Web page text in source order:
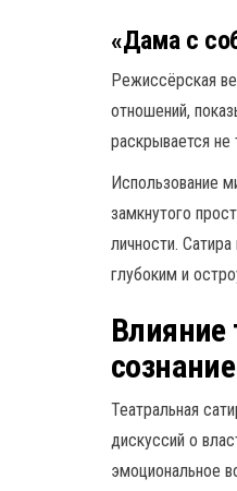
«Дама с
Режиссёрская
отношений,
раскрывается
Использование
замкнутого
личности.
глубоким и
Влияние
сознание
Театральная
дискуссий о
эмоциональное